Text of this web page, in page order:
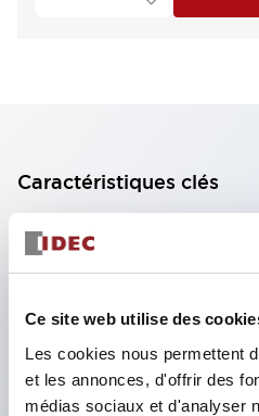
Ce site web utilise des
Les cookies nous permettent
et les annonces, d'offrir des
médias sociaux et d'analyser
Caractéristiques clés
Bloc de contact à 2
permettant une
contact à 11 étages),
22 étages). Conception